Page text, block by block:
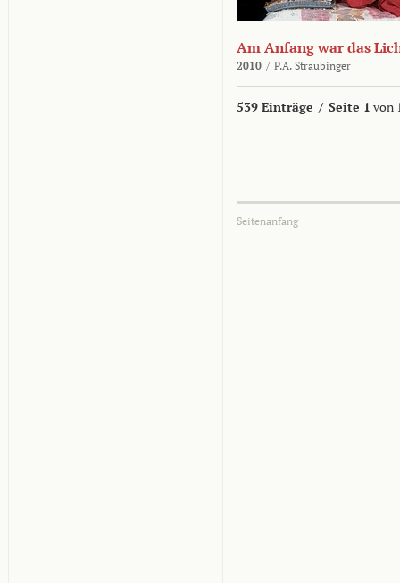
Am Anfang war das
2010 / P.A. Straubinger
539 Einträge / Seite 1 von
Seitenanfang